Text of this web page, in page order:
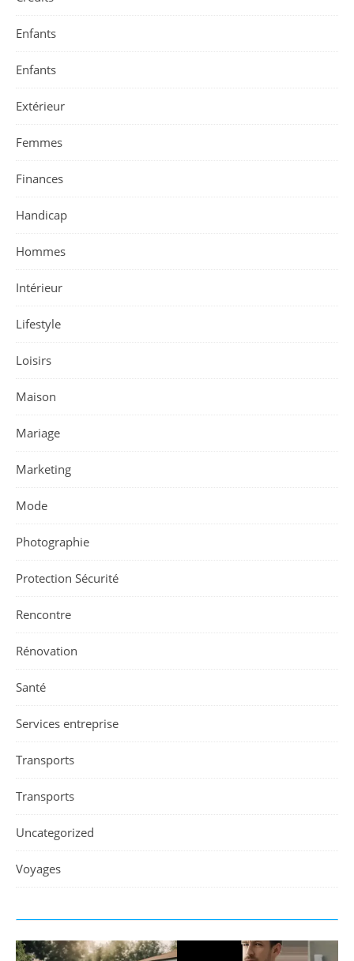
Enfants
Enfants
Extérieur
Femmes
Finances
Handicap
Hommes
Intérieur
Lifestyle
Loisirs
Maison
Mariage
Marketing
Mode
Photographie
Protection Sécurité
Rencontre
Rénovation
Santé
Services entreprise
Transports
Transports
Uncategorized
Voyages